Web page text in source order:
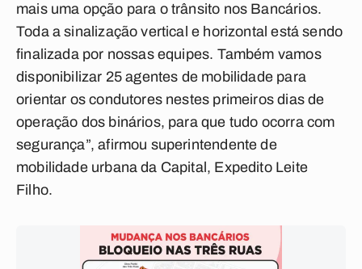
mais uma opção para o trânsito nos Bancários.
Toda a sinalização vertical e horizontal está sendo
finalizada por nossas equipes. Também vamos
disponibilizar 25 agentes de mobilidade para
orientar os condutores nestes primeiros dias de
operação dos binários, para que tudo ocorra com
segurança”, afirmou superintendente de
mobilidade urbana da Capital, Expedito Leite
Filho.